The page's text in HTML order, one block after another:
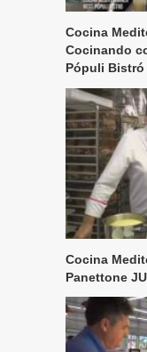
Cocina
Cocinando
Pópuli
Cocina
Panettone